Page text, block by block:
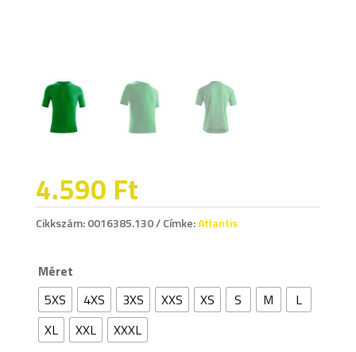
4.590 Ft
Cikkszám:0016385.130 Címke:Atlantis
Méret
5XS
4XS 3XS XXS XS S M
L
XL
XXL XXXL